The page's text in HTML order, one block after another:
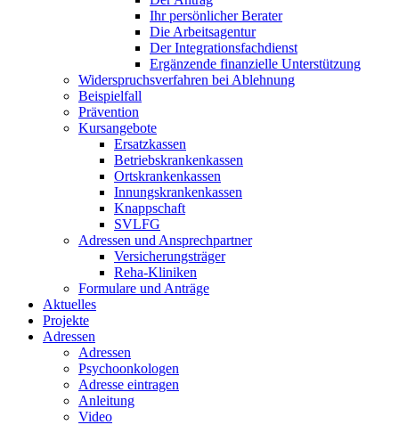
Ihr persönlicher Berater
Die Arbeitsagentur
Der Integrationsfachdienst
Ergänzende finanzielle Unterstützung
Widerspruchsverfahren bei Ablehnung
Beispielfall
Prävention
Kursangebote
Ersatzkassen
Betriebskrankenkassen
Ortskrankenkassen
Innungskrankenkassen
Knappschaft
SVLFG
Adressen und Ansprechpartner
Versicherungsträger
Reha-Kliniken
Formulare und Anträge
Aktuelles
Projekte
Adressen
Adressen
Psychoonkologen
Adresse eintragen
Anleitung
Video